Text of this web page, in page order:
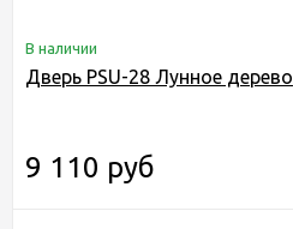
В наличии
Дверь PSU-28 Лунное дерево
9 110 руб